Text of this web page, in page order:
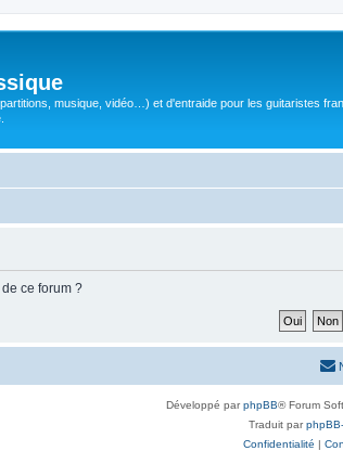
musique, vidéo…) et d'entraide pour les guitaristes
ce forum ?
Développé parphpBB® Forum
Traduit par
Confidentialité |